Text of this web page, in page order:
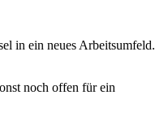
in ein neues Arbeitsumfeld.
noch offen für ein